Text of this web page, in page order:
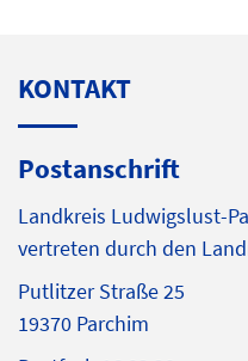
KONTAKT
Postanschrift
Landkreis Ludwigslust-
vertreten durch den
Putlitzer Straße 25
19370 Parchim